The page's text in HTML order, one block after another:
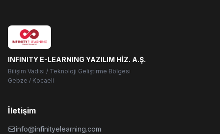
INFINITY E-LEARNING YAZILIM HİZ. A.Ş.
Bilişim Vadisi / Teknoloji Geliştirme Bölgesi
Gebze / Kocaeli
İletişim
info@infinityelearning.com